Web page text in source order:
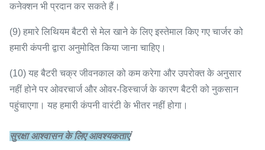
कनेक्शन भी प्रदान कर सकते हैं।
(9) हमारे लिथियम बैटरी से मेल खाने के लिए इस्तेमाल किए गए चार्जर को
हमारी कंपनी द्वारा अनुमोदित किया जाना चाहिए।
(10) यह बैटरी चक्र जीवनकाल को कम करेगा और उपरोक्त के अनुसार
नहीं होने पर ओवरचार्ज और ओवर-डिस्चार्ज के कारण बैटरी को नुकसान
पहुंचाएगा। यह हमारी कंपनी वारंटी के भीतर नहीं होगा।
सुरक्षा आश्वासन के लिए आवश्यकताएं